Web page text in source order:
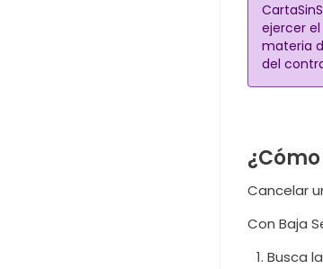
ejercer
materia
del
Cancelar
Con Baja
Busca